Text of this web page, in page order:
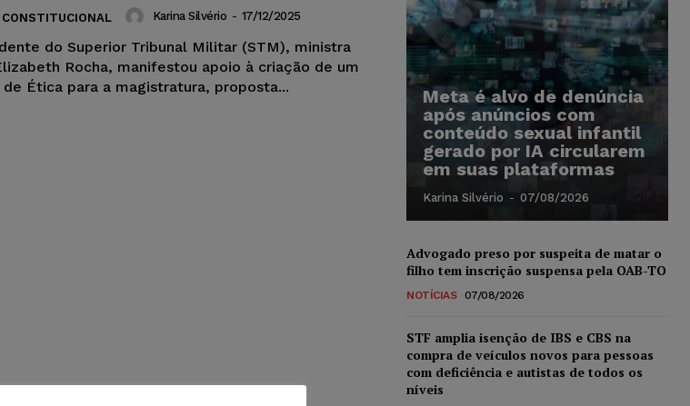
CONSTITUCIONAL Karina Silvério - 17/12/2025
do Superior Tribunal Militar (STM), ministra
Rocha, manifestou apoio à criação de um
de Ética para a magistratura, proposta...
Meta é alvo de denúncia
após anúncios com
conteúdo sexual infantil
gerado por IA circularem
em suas plataformas
Karina Silvério - 07/08/2026
Advogado preso por suspeita de matar o
filho tem inscrição suspensa pela OAB-TO
NOTÍCIAS 07/08/2026
STF amplia isenção de IBS e CBS na
compra de veículos novos para pessoas
com deficiência e autistas de todos os
níveis